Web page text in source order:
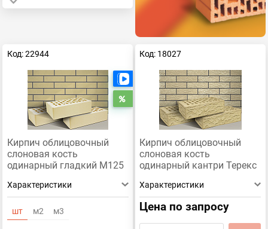
Код: 22944
Есть видео
Распродажа
Кирпич облицовочный
слоновая кость
одинарный гладкий М125
Характеристики
шт м2 м3
Код: 18027
Кирпич облицовочный
слоновая кость
одинарный кантри Терекс
Характеристики
Цена по запросу